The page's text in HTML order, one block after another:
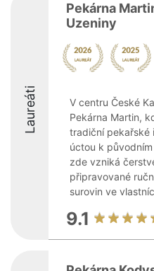
Laureáti
Pekárna
Uzeniny
V centru České
Pekárna Martin,
tradiční pekařské
úctou k
zde vzniká
připravované
surovin ve
9.1